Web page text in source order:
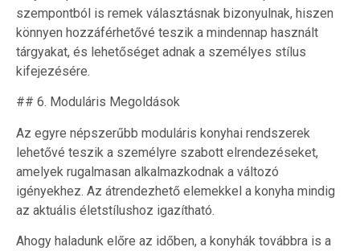
szempontból is remek választásnak bizonyulnak, hiszen
könnyen hozzáférhetővé teszik a mindennap használt
tárgyakat, és lehetőséget adnak a személyes stílus
kifejezésére.
## 6. Moduláris Megoldások
Az egyre népszerűbb moduláris konyhai rendszerek
lehetővé teszik a személyre szabott elrendezéseket,
amelyek rugalmasan alkalmazkodnak a változó
igényekhez. Az átrendezhető elemekkel a konyha mindig
az aktuális életstílushoz igazítható.
Ahogy haladunk előre az időben, a konyhák továbbra is a